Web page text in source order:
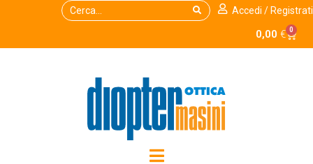
Accedi / Registrati
0,00 € 0